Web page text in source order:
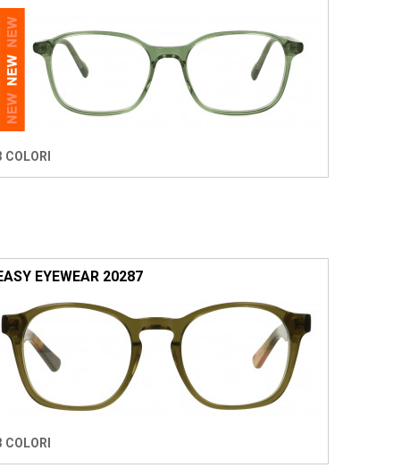
COLORI
EYEWEAR 20287
COLORI